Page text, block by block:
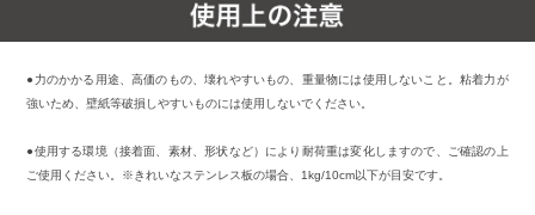
●力のかかる用途、高価のもの、壊れやすいもの、重量物には使用しないこと。粘着力が
強いため、壁紙等破損しやすいものには使用しないでください。
●使用する環境（接着面、素材、形状など）により耐荷重は変化しますので、ご確認の上
ご使用ください。※きれいなステンレス板の場合、1kg/10cm以下が目安です。